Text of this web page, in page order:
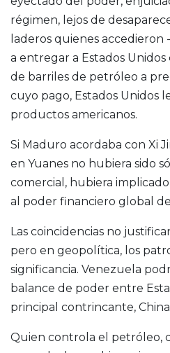
régimen, lejos de
laderos quienes
a entregar a Estados
de barriles de petróleo a
cuyo pago, Estados Unidos
productos americanos.
Si Maduro acordaba con Xi
en Yuanes no hubiera sido
comercial, hubiera
al poder financiero global
Las coincidencias no
pero en geopolítica, los
significancia. Venezuela
balance de poder entre
principal contrincante,
Quien controla el petróleo,